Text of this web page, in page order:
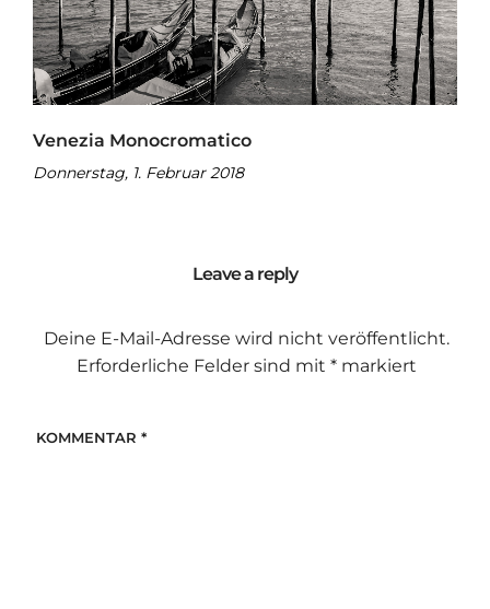
Venezia Monocromatico
Donnerstag, 1. Februar 2018
Leave a reply
Deine E-Mail-Adresse wird nicht veröffentlicht.
Erforderliche Felder sind mit *markiert
KOMMENTAR *